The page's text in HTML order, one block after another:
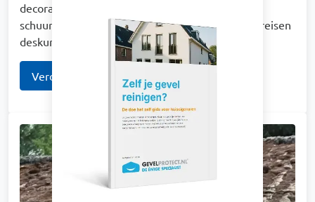
decoratief en komen veel voor op tuinhuizen,
schuurtjes en veranda's. Ze zijn kwetsbaar en vereisen
deskundige reiniging om schade te voorkomen.
Verder lezen
Afbeelding